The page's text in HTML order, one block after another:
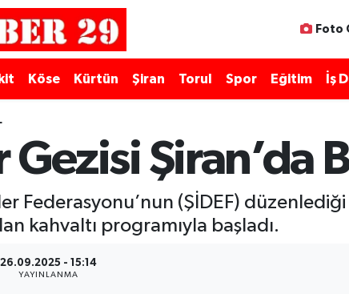
Foto
Köse Kürtün Şiran Torul Spor Eğitim İş
Gezisi Şiran’da
Federasyonu’nun (ŞİDEF)
kahvaltı programıyla başladı.
26.09.2025 - 15:14
YAYINLANMA